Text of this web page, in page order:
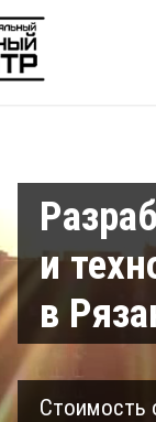
Cтоимость
и
в